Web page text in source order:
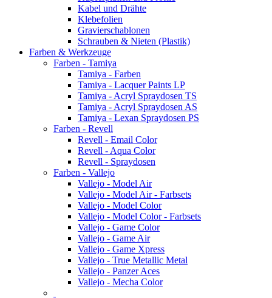
Kabel und Drähte
Klebefolien
Gravierschablonen
Schrauben & Nieten (Plastik)
Farben & Werkzeuge
Farben - Tamiya
Tamiya - Farben
Tamiya - Lacquer Paints LP
Tamiya - Acryl Spraydosen TS
Tamiya - Acryl Spraydosen AS
Tamiya - Lexan Spraydosen PS
Farben - Revell
Revell - Email Color
Revell - Aqua Color
Revell - Spraydosen
Farben - Vallejo
Vallejo - Model Air
Vallejo - Model Air - Farbsets
Vallejo - Model Color
Vallejo - Model Color - Farbsets
Vallejo - Game Color
Vallejo - Game Air
Vallejo - Game Xpress
Vallejo - True Metallic Metal
Vallejo - Panzer Aces
Vallejo - Mecha Color